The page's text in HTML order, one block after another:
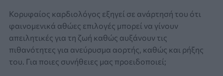
Κορυφαίος καρδιολόγος εξηγεί σε ανάρτησή του ότι
φαινομενικά αθώες επιλογές μπορεί να γίνουν
απειλητικές για τη ζωή καθώς αυξάνουν τις
πιθανότητες για ανεύρυσμα αορτής, καθώς και ρήξης
του. Για ποιες συνήθειες μας προειδοποιεί;